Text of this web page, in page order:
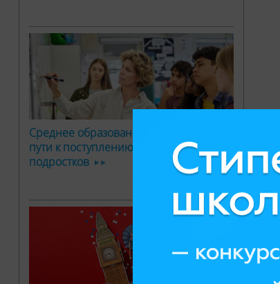
Среднее образование за рубежом: два
пути к поступлению в вуз для
подростков